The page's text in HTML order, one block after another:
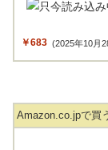
￥683 (2025年10月
Amazon.co.jpで買